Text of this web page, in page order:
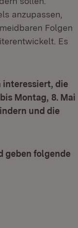
anzupassen,
Folgen
Es
interessiert, die
Montag, 8. Mai
und die
geben folgende